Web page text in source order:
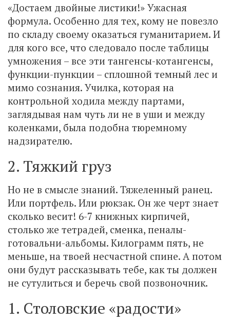
«Достаем двойные листики!» Ужасная
формула. Особенно для тех, кому не повезло
по складу своему оказаться гуманитарием. И
для кого все, что следовало после таблицы
умножения – все эти тангенсы-котангенсы,
функции-пункции – сплошной темный лес и
мимо сознания. Училка, которая на
контрольной ходила между партами,
заглядывая нам чуть ли не в уши и между
коленками, была подобна тюремному
надзирателю.
2. Тяжкий груз
Но не в смысле знаний. Тяжеленный ранец.
Или портфель. Или рюкзак. Он же черт знает
сколько весит! 6-7 книжных кирпичей,
столько же тетрадей, сменка, пеналы-
готовальни-альбомы. Килограмм пять, не
меньше, на твоей несчастной спине. А потом
они будут рассказывать тебе, как ты должен
не сутулиться и беречь свой позвоночник.
1. Столовские «радости»